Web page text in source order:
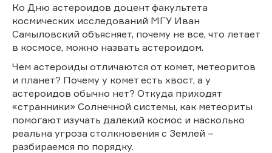
Ко Дню астероидов доцент факультета
космических исследований МГУ Иван
Самыловский объясняет, почему не все, что летает
в космосе, можно назвать астероидом.
Чем астероиды отличаются от комет, метеоритов
и планет? Почему у комет есть хвост, а у
астероидов обычно нет? Откуда приходят
«странники» Солнечной системы, как метеориты
помогают изучать далекий космос и насколько
реальна угроза столкновения с Землей –
разбираемся по порядку.